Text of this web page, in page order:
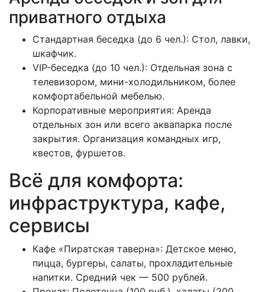
приватного отдыха
Стандартная беседка (до 6 чел.): Стол, лавки,
шкафчик.
VIP-беседка (до 10 чел.): Отдельная зона с
телевизором, мини-холодильником, более
комфортабельной мебелью.
Корпоративные мероприятия: Аренда
отдельных зон или всего аквапарка после
закрытия. Организация командных игр,
квестов, фуршетов.
Всё для комфорта:
инфраструктура, кафе,
сервисы
Кафе «Пиратская таверна»: Детское меню,
пицца, бургеры, салаты, прохладительные
напитки. Средний чек — 500 рублей.